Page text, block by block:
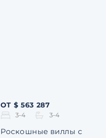
ОТ $ 563 287
3-4 3-4
Роскошные виллы с